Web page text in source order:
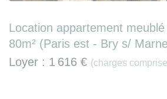
Location appartement
80m² (Paris est - Bry s/
Loyer : 1 616 € (charges